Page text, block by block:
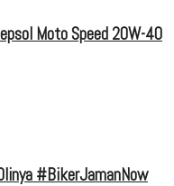
Moto Speed 20W-40
#BikerJamanNow